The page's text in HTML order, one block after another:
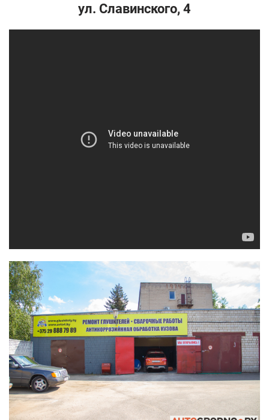
ул. Славинского, 4